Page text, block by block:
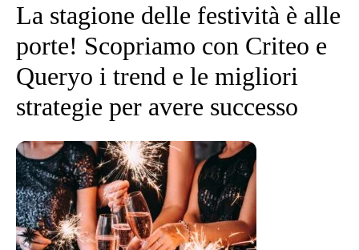
La stagione delle festività è alle
porte! Scopriamo con Criteo e
Queryo i trend e le migliori
strategie per avere successo